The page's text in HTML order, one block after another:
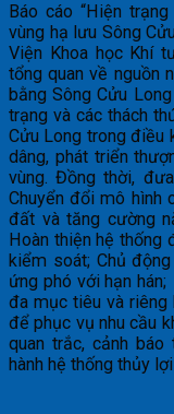
Báo cáo “Hiện
vùng hạ lưu Sông
Viện Khoa học Khí
tổng quan về nguồn
bằng Sông Cửu
trạng và các thách
Cửu Long trong điều
dâng, phát triển
vùng. Đồng thời,
Chuyển đổi mô hình
đất và tăng cường
Hoàn thiện hệ thống
kiểm soát; Chủ
ứng phó với hạn
đa mục tiêu và riêng
để phục vụ nhu cầu
quan trắc, cảnh
hành hệ thống thủy